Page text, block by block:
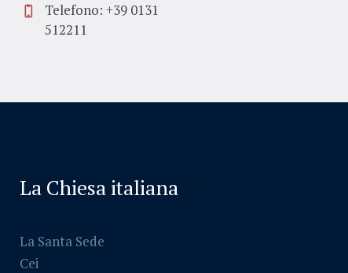
Telefono: +39 0131
512211
La Chiesa italiana
La Santa Sede
Cei